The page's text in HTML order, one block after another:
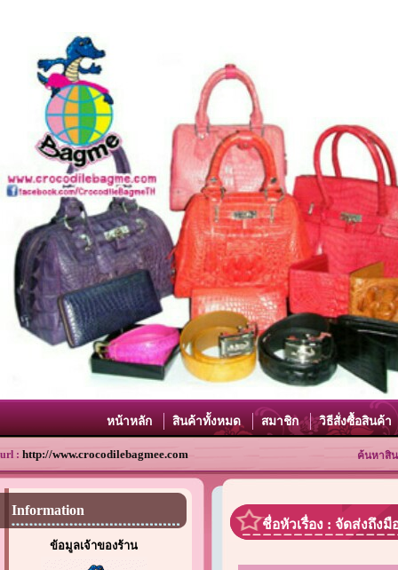
หน้าหลัก สินค้าทั้งหมด สมาชิก วิธีสั่งซื้อสินค้า
url : http://www.crocodilebagmee.com ค้นหาสิ
Information
ข้อมูลเจ้าของร้าน
ชื่อหัวเรื่อง : จัดส่งถึง